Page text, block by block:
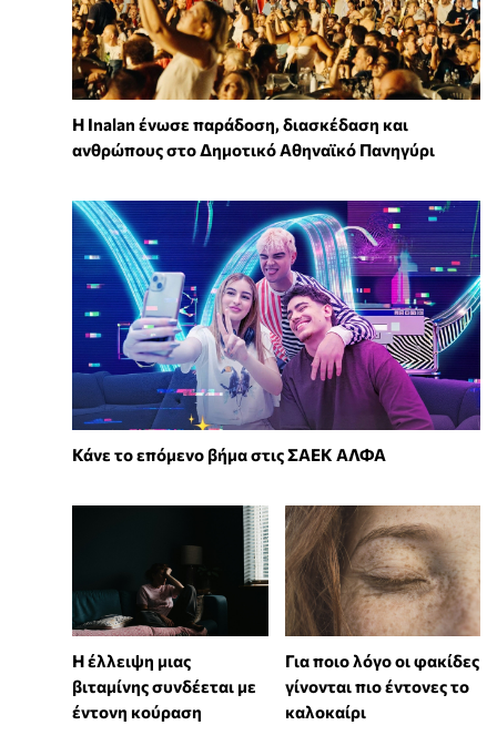
Η Inalan ένωσε παράδοση, διασκέδαση και
ανθρώπους στο Δημοτικό Αθηναϊκό Πανηγύρι
Κάνε το επόμενο βήμα στις ΣΑΕΚ ΑΛΦΑ
⁠Η έλλειψη μιας
βιταμίνης συνδέεται με
έντονη κούραση
Για ποιο λόγο οι φακίδες
γίνονται πιο έντονες το
καλοκαίρι